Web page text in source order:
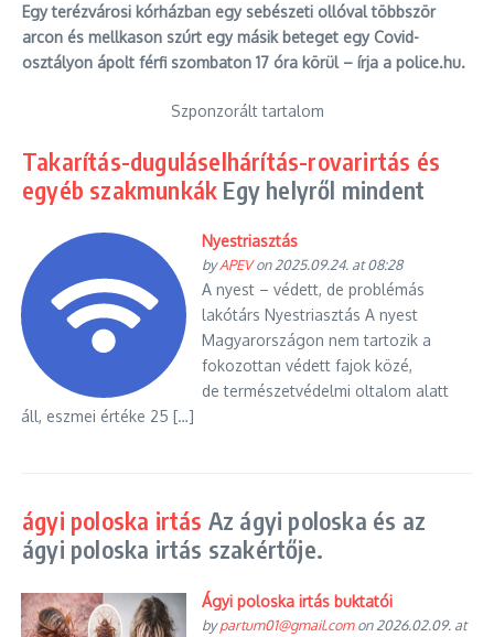
Egy terézvárosi kórházban egy sebészeti ollóval többször
arcon és mellkason szúrt egy másik beteget egy Covid-
osztályon ápolt férfi szombaton 17 óra körül – írja a police.hu.
Szponzorált tartalom
Takarítás-duguláselhárítás-rovarirtás és
egyéb szakmunkák Egy helyről mindent
Nyestriasztás
byAPEVon 2025.09.24. at 08:28
A nyest – védett, de problémás
lakótárs Nyestriasztás A nyest
Magyarországon nem tartozik a
fokozottan védett fajok közé,
de természetvédelmi oltalom alatt
áll, eszmei értéke 25 […]
ágyi poloska irtás Az ágyi poloska és az
ágyi poloska irtás szakértője.
Ágyi poloska irtás buktatói
bypartum01@gmail.comon 2026.02.09. at